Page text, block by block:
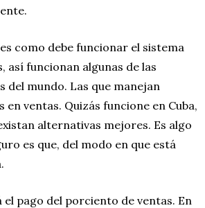
como debe funcionar el sistema
así funcionan algunas de las
del mundo. Las que manejan
en ventas. Quizás funcione en Cuba,
alternativas mejores. Es algo
es que, del modo en que está
pago del porciento de ventas. En